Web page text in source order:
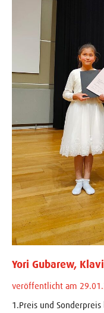
Yori Gubarew,
veröffentlicht am
1.Preis und